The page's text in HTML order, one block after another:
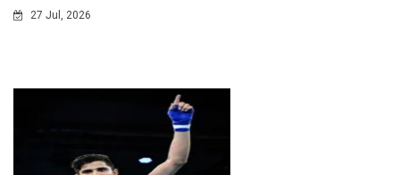
27 Jul, 2026